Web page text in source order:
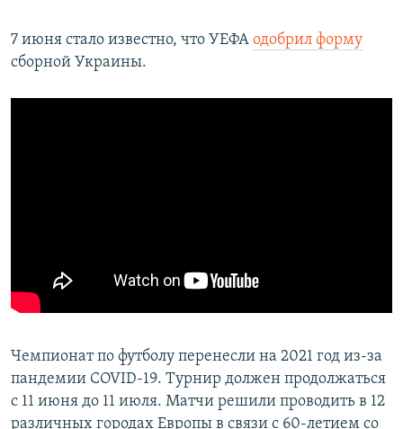
7 июня стало известно, что УЕФА одобрил форму
сборной Украины.
Чемпионат по футболу перенесли на 2021 год из-за
пандемии COVID-19. Турнир должен продолжаться
с 11 июня до 11 июля. Матчи решили проводить в 12
различных городах Европы в связи с 60-летием со